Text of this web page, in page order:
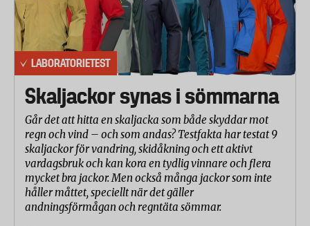
LABORATORIETEST
Skaljackor synas i sömmarna
Går det att hitta en skaljacka som både skyddar mot
regn och vind – och som andas? Testfakta har testat 9
skaljackor för vandring, skidåkning och ett aktivt
vardagsbruk och kan kora en tydlig vinnare och flera
mycket bra jackor. Men också många jackor som inte
håller måttet, speciellt när det gäller
andningsförmågan och regntäta sömmar.